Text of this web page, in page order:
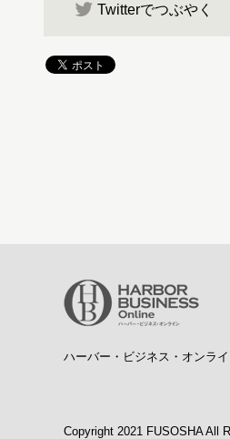
Twitterでつぶやく
ハーバー・ビジネス・オンラ
Copyright 2021 FUSOSHA All